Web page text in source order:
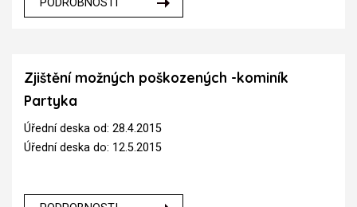
PODROBNOSTI
Zjištění možných poškozených -kominík
Partyka
Úřední deska od: 28.4.2015
Úřední deska do: 12.5.2015